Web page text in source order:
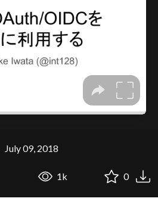
July 09, 2018
1k 0